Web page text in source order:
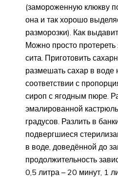
(замороженную клюкву
она и так хорошо
разморозки). Как
Можно просто
сита. Приготовить
размешать сахар в
соответствии с
сироп с ягодным пюре.
эмалированной
градусов. Разлить в
подвергшиеся
в воде, доведённой до
продолжительность
0,5 литра – 20 минут, 1